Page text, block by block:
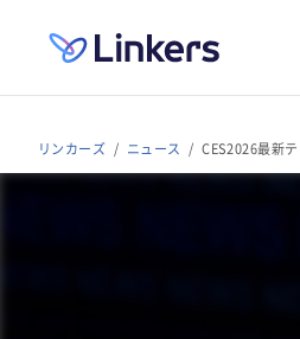
リンカーズ ニュース CES2026最新